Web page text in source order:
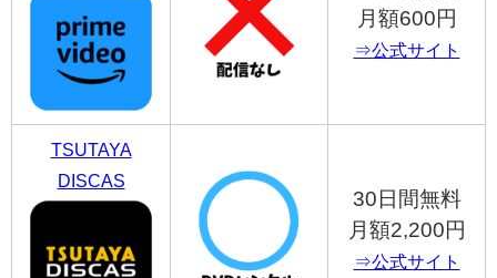
月額600円
⇒公式サイト
TSUTAYA
DISCAS
30日間無料
月額2,200円
⇒公式サイト